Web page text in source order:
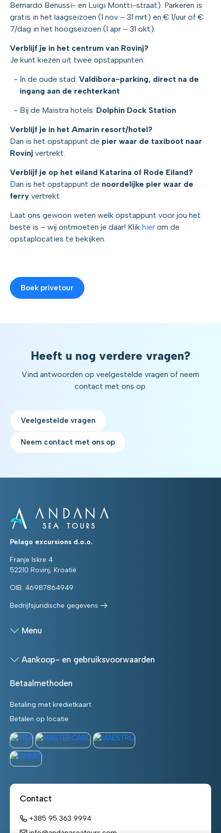
Bernardo Benussi- en Luigi Montti-straat). Parkeren is
gratis in het laagseizoen (1 nov – 31 mrt) en € 1/uur of €
7/dag in het hoogseizoen (1 apr – 31 okt).
Verblijf je in het centrum van Rovinj?
Je kunt kiezen uit twee opstappunten:
In de oude stad: Valdibora-parking, direct na de
ingang aan de rechterkant
Bij de Maistra hotels: Dolphin Dock Station
Verblijf je in het Amarin resort/hotel?
Dan is het opstappunt de pier waar de taxiboot naar
Rovinj vertrekt.
Verblijf je op het eiland Katarina of Rode Eiland?
Dan is het opstappunt de noordelijke pier waar de
ferry vertrekt.
Laat ons gewoon weten welk opstappunt voor jou het
beste is – wij ontmoeten je daar! Klik hier om de
opstaplocaties te bekijken.
Boek privetour
Heeft u nog verdere vragen?
Vind antwoorden op veelgestelde vragen of neem
contact met ons op.
Veelgestelde vragen
Neem contact met ons op
Pelago excursions d.o.o.
Franje Iskre 4
52210 Rovinj, Kroatië
OIB: 46987864949
Bedrijfsjuridische gegevens
Menu
Aankoop- en gebruiksvoorwaarden
Betaalmethoden
Betaling met kredietkaart
Betalen op locatie
Contact
+385 95 363 9994